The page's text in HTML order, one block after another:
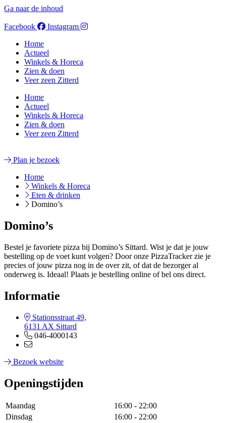
Ga naar de inhoud
Facebook
Instagram
Home
Actueel
Winkels & Horeca
Zien & doen
Veer zeen Zitterd
Home
Actueel
Winkels & Horeca
Zien & doen
Veer zeen Zitterd
Plan je bezoek
Home
Winkels & Horeca
Eten & drinken
Domino’s
Domino’s
Bestel je favoriete pizza bij Domino’s Sittard. Wist je dat je jouw
bestelling op de voet kunt volgen? Door onze PizzaTracker zie je
precies of jouw pizza nog in de over zit, of dat de bezorger al
onderweg is. Ideaal! Plaats je bestelling online of bel ons direct.
Informatie
Stationsstraat 49,
6131 AX Sittard
046-4000143
Bezoek website
Openingstijden
Maandag
16:00 - 22:00
Dinsdag
16:00 - 22:00